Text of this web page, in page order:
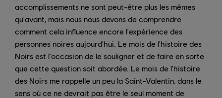
accomplissements ne sont peut-être plus les mêmes
qu'avant, mais nous nous devons de comprendre
comment cela influence encore l'expérience des
personnes noires aujourd'hui. Le mois de l'histoire des
Noirs est l'occasion de le souligner et de faire en sorte
que cette question soit abordée. Le mois de l'histoire
des Noirs me rappelle un peu la Saint-Valentin, dans le
sens où ce ne devrait pas être le seul moment de